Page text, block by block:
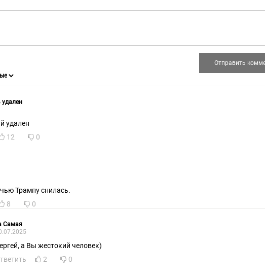
удален
удален
12 0
Трампу снилась.
8 0
Самая
а Вы жестокий человек)
2 0